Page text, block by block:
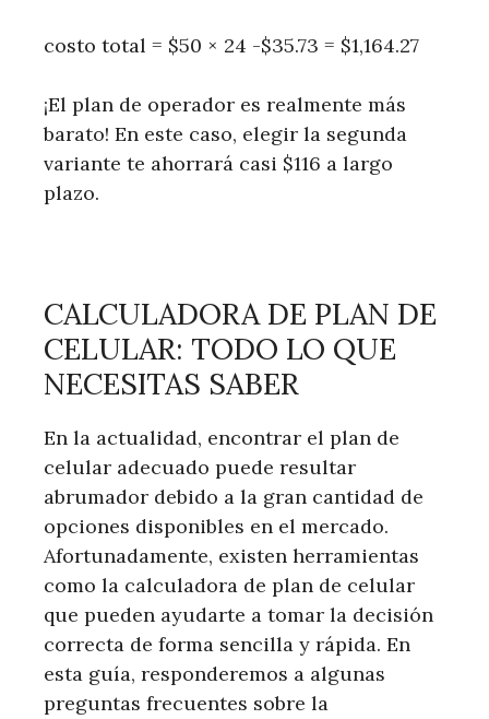
costo total = $50 × 24 -$35.73 = $1,164.27
¡El plan de operador es realmente más
barato! En este caso, elegir la segunda
variante te ahorrará casi $116 a largo
plazo.
CALCULADORA DE PLAN DE
CELULAR: TODO LO QUE
NECESITAS SABER
En la actualidad, encontrar el plan de
celular adecuado puede resultar
abrumador debido a la gran cantidad de
opciones disponibles en el mercado.
Afortunadamente, existen herramientas
como la calculadora de plan de celular
que pueden ayudarte a tomar la decisión
correcta de forma sencilla y rápida. En
esta guía, responderemos a algunas
preguntas frecuentes sobre la